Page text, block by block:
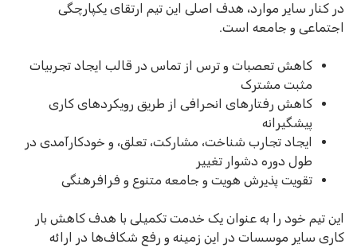
در کنار سایر موارد، هدف اصلی این تیم ارتقای یکپارچگی
اجتماعی و جامعه است.
کاهش تعصبات و ترس از تماس در قالب ایجاد تجربیات
مثبت مشترک
کاهش رفتارهای انحرافی از طریق رویکردهای کاری
پیشگیرانه
ایجاد تجارب شناخت، مشارکت، تعلق، و خودکارآمدی در
طول دوره دشوار تغییر
تقویت پذیرش هویت و جامعه متنوع و فرافرهنگی
این تیم خود را به عنوان یک خدمت تکمیلی با هدف کاهش بار
کاری سایر موسسات در این زمینه و رفع شکاف‌ها در ارائه